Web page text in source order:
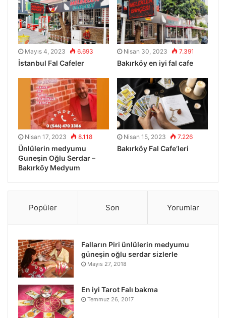
Mayıs 4, 2023 6.693
İstanbul Fal Cafeler
Nisan 30, 2023 7.391
Bakırköy en iyi fal cafe
Nisan 17, 2023 8.118
Ünlülerin medyumu
Guneşin Oğlu Serdar –
Bakırköy Medyum
Nisan 15, 2023 7.226
Bakırköy Fal Cafe’leri
Popüler Son Yorumlar
Falların Piri ünlülerin medyumu
güneşin oğlu serdar sizlerle
Mayıs 27, 2018
En iyi Tarot Falı bakma
Temmuz 26, 2017